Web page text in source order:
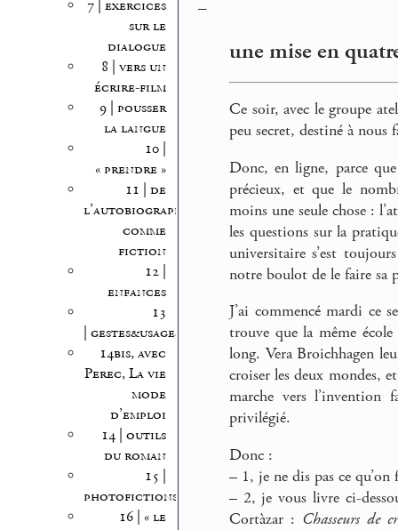
7 | exercices
sur le
dialogue
8 | vers un
écrire-film
9 | pousser
la langue
10 |
« prendre »
11 | de
l’autobiographie
comme
fiction
12 |
enfances
13
| gestes&usages
14bis, avec
Perec, La vie
mode
d’emploi
14 | outils
du roman
15 |
photofictions
16 | « le
–
une mise en
Ce soir, avec le groupe
peu secret, destiné à nous
Donc, en ligne, parce
précieux, et que le
moins une seule chose :
les questions sur la
universitaire s’est
notre boulot de le faire sa
J’ai commencé mardi ce
trouve que la même
long. Vera Broichhagen
croiser les deux mondes,
marche vers l’invention
privilégié.
Donc :
– 1, je ne dis pas ce
– 2, je vous livre ci-
Cortàzar : Chasseurs de